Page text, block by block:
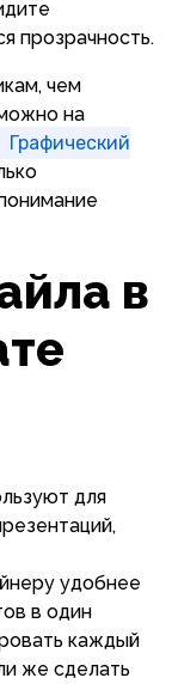
прозрачность.
чем
на
Графический
в
для
удобнее
в один
каждый
же сделать